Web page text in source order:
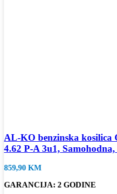
AL-KO benzinska
4.62 P-A 3u1,
859,90 KM
GARANCIJA: 2 GODINE